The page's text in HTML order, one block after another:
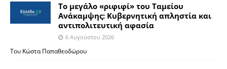
Το μεγάλο «ριφιφί» του Ταμείου
Ανάκαμψης: Κυβερνητική απληστία και
αντιπολιτευτική αφασία
6 Αυγούστου 2026
Του Κώστα Παπαθεοδώρου